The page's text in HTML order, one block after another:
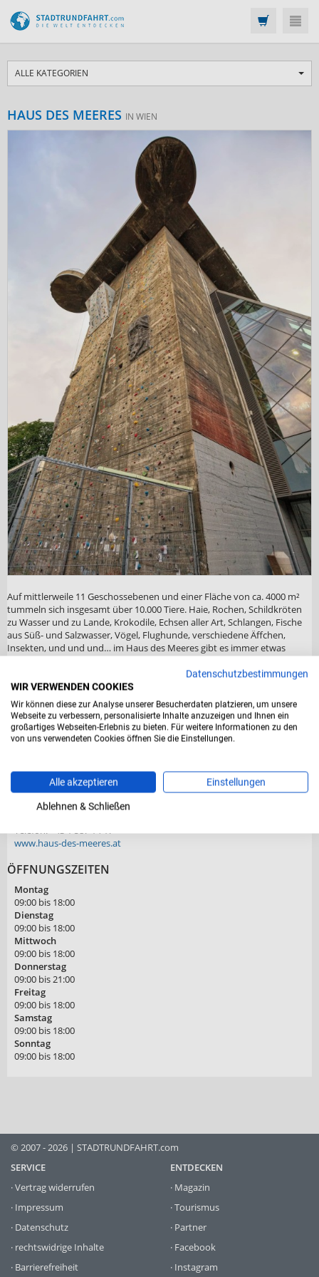
HAUS DES MEERES IN WIEN
Auf mittlerweile 11 Geschossebenen und einer Fläche von ca. 4000 m²
tummeln sich insgesamt über 10.000 Tiere. Haie, Rochen, Schildkröten
zu Wasser und zu Lande, Krokodile, Echsen aller Art, Schlangen, Fische
aus Süß- und Salzwasser, Vögel, Flughunde, verschiedene Äffchen,
Insekten, und und und… im Haus des Meeres gibt es immer etwas
BILDRECHTE
Stock-Foto ID: 1325275679, Fotograf: Balakate
KONTAKT & DAUER
Anschrift:
Fritz-Grünbaum-Platz 1
1060 Wien
Telefon: +43 1 587 14 17
www.haus-des-meeres.at
ÖFFNUNGSZEITEN
Montag
09:00 bis 18:00
Dienstag
09:00 bis 18:00
Mittwoch
09:00 bis 18:00
Donnerstag
09:00 bis 21:00
Freitag
09:00 bis 18:00
Samstag
09:00 bis 18:00
Sonntag
09:00 bis 18:00
ALLE KATEGORIEN
© 2007 - 2026 | STADTRUNDFAHRT.com
SERVICE
·Vertrag widerrufen
· Impressum
· Datenschutz
· rechtswidrige Inhalte
· Barrierefreiheit
ENTDECKEN
· Magazin
·Tourismus
· Partner
· Facebook
· Instagram
Datenschutzbestimmungen
WIR VERWENDEN COOKIES
Wir können diese zur Analyse unserer Besucherdaten platzieren, um unsere
Webseite zu verbessern, personalisierte Inhalte anzuzeigen und Ihnen ein
großartiges Webseiten-Erlebnis zu bieten. Für weitere Informationen zu den
von uns verwendeten Cookies öffnen Sie die Einstellungen.
Alle akzeptieren Einstellungen
Ablehnen & Schließen